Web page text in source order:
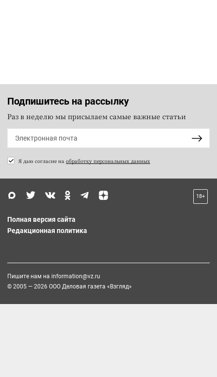
Подпишитесь на рассылку
Раз в неделю мы присылаем самые важные статьи
Я даю согласие на обработку персональных данных
18+
Полная версия сайта
Редакционная политика
Пишите нам на information@vz.ru
© 2005 — 2026 ООО Деловая газета «Взгляд»